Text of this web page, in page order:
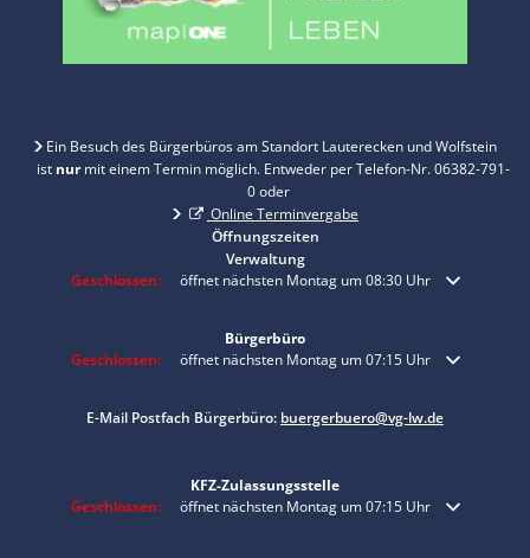
Ein Besuch des Bürgerbüros am Standort Lauterecken und Wolfstein
ist nurmit einem Termin möglich. Entweder per Telefon-Nr. 06382-791-
0 oder
Online Terminvergabe
Öffnungszeiten
Verwaltung
Klicken, um weitere Öffnungs- oder Schließzeiten auszublenden
Geschlossen: öffnet nächsten Montag um 08:30 Uhr
Bürgerbüro
Klicken, um weitere Öffnungs- oder Schließzeiten auszublenden
Geschlossen: öffnet nächsten Montag um 07:15 Uhr
E-Mail Postfach Bürgerbüro: buergerbuero@vg-lw.de
KFZ-Zulassungsstelle
Klicken, um weitere Öffnungs- oder Schließzeiten auszublenden
Geschlossen: öffnet nächsten Montag um 07:15 Uhr